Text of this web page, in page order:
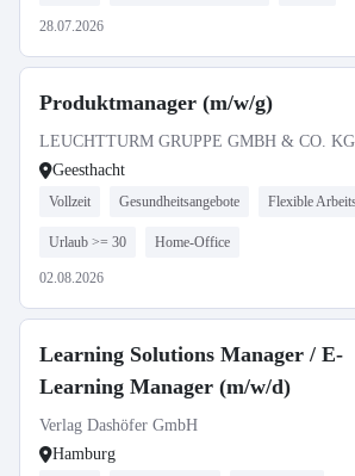
28.07.2026
Produktmanager (m/w/g)
LEUCHTTURM GRUPPE GMBH & CO. KG
Geesthacht
Vollzeit Gesundheitsangebote Flexible
Urlaub >= 30 Home-Office
02.08.2026
Learning Solutions Manager / E-
Learning Manager (m/w/d)
Verlag Dashöfer GmbH
Hamburg